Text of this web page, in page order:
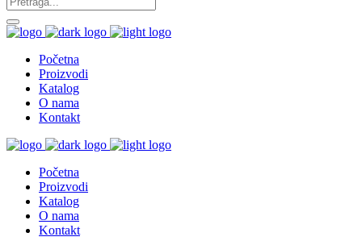
Početna
Proizvodi
Katalog
O nama
Kontakt
Početna
Proizvodi
Katalog
O nama
Kontakt